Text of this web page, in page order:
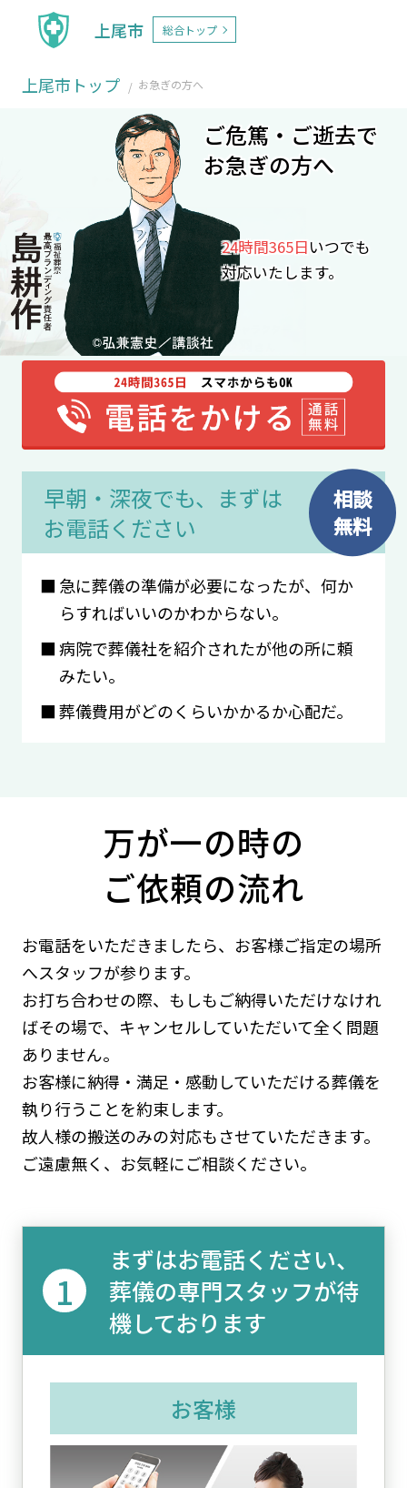
上尾市 総合トップ
上尾市トップ お急ぎの方へ
ご危篤・ご逝去で
お急ぎの方へ
24時間365日いつでも
対応いたします。
早朝・深夜でも、まずは
お電話ください
相談
無料
急に葬儀の準備が必要になったが、何か
らすればいいのかわからない。
病院で葬儀社を紹介されたが他の所に頼
みたい。
葬儀費⽤がどのくらいかかるか⼼配だ。
万が一の時の
ご依頼の流れ
お電話をいただきましたら、お客様ご指定の場所
へスタッフが参ります。
お打ち合わせの際、もしもご納得いただけなけれ
ばその場で、キャンセルしていただいて全く問題
ありません。
お客様に納得・満足・感動していただける葬儀を
執り行うことを約束します。
故人様の搬送のみの対応もさせていただきます。
ご遠慮無く、お気軽にご相談ください。
まずはお電話ください、
葬儀の専門スタッフが待
機しております
お客様